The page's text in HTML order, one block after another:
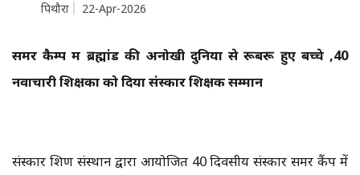
पिथौरा
22-Apr-2026
समर कैम्प में ब्रह्मांड की अनोखी दुनिया से रूबरू हुए बच्चे ,40
नवाचारी शिक्षकों को दिया संस्कार शिक्षक सम्मान
संस्कार शिक्षण संस्थान द्वारा आयोजित 40 दिवसीय संस्कार समर कैंप में